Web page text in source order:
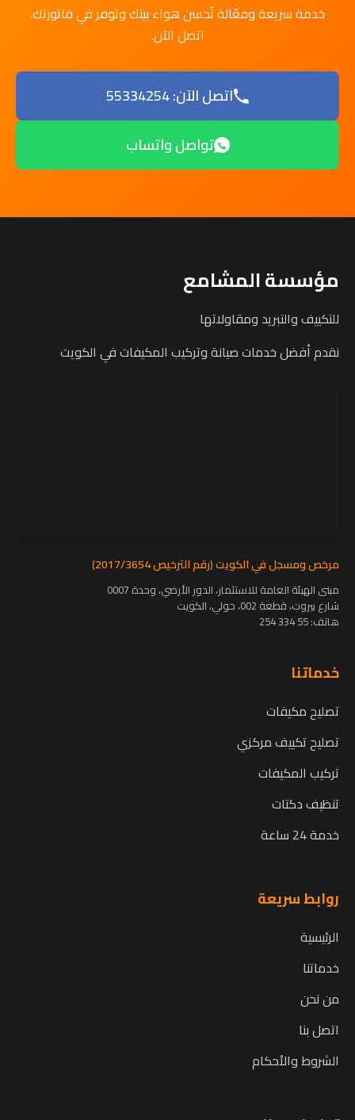
خدمة سريعة وفعّالة تُحسن هواء بيتك وتوفر في فاتورتك.
اتصل الآن.
اتصل الآن: 55334254
تواصل واتساب
مؤسسة المشامع
للتكييف والتبريد ومقاولاتها
نقدم أفضل خدمات صيانة وتركيب المكيفات في الكويت
مرخص ومسجل في الكويت (رقم الترخيص 2017/3654)
مبنى الهيئة العامة للاستثمار، الدور الأرضي، وحدة 0007
شارع بيروت، قطعة 002، حولي، الكويت
هاتف:55 334 254
خدماتنا
تصليح مكيفات
تصليح تكييف مركزي
تركيب المكيفات
تنظيف دكتات
خدمة 24 ساعة
روابط سريعة
الرئيسية
خدماتنا
من نحن
اتصل بنا
الشروط والأحكام